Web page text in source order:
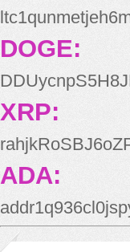
DOGE:
XRP:
ADA: